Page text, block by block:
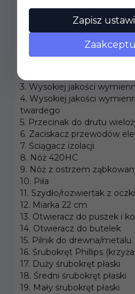
narzędzi uporasz się
3. Wysokiej jakości
4. Wysokiej jakości
twardego
5. Przecinak do drutu
6. Zaciskacz przewodów
7. Ściągacz izolacji
8. Nóż 420HC
9. Nóż z ostrzem
10. Piła
11. Szydło/rozwiertak z
12. Miarka 22 cm
13. Otwieracz do puszek i
14. Otwieracz do butelek
15. Pilnik do drewna/metalu
16. Śrubokręt Phillips
17. Duży śrubokręt płaski
18. Średni śrubokręt płaski
19. Mały śrubokręt płaski
Zapisz